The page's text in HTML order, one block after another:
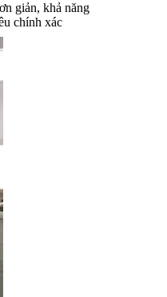
giản, khả năng
chính xác